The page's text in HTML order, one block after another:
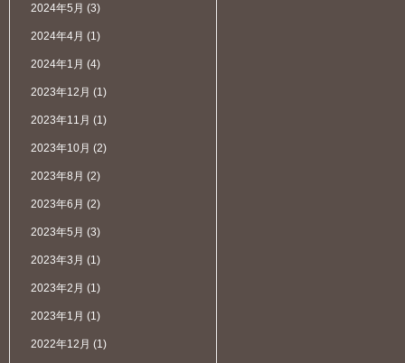
2024年5月 (3)
2024年4月 (1)
2024年1月 (4)
2023年12月 (1)
2023年11月 (1)
2023年10月 (2)
2023年8月 (2)
2023年6月 (2)
2023年5月 (3)
2023年3月 (1)
2023年2月 (1)
2023年1月 (1)
2022年12月 (1)